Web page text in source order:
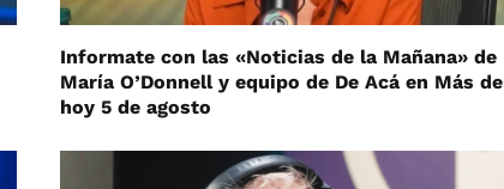
Informate con las «Noticias de la Mañana» de
María O’Donnell y equipo de De Acá en Más de
hoy 5 de agosto